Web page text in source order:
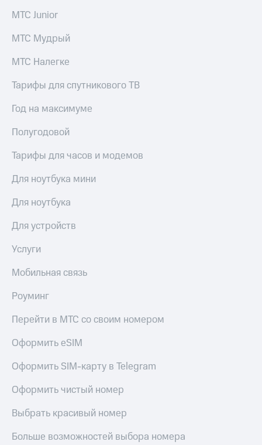
МТС Junior
МТС Мудрый
МТС Налегке
Тарифы для спутникового ТВ
Год на максимуме
Полугодовой
Тарифы для часов и модемов
Для ноутбука мини
Для ноутбука
Для устройств
Услуги
Мобильная связь
Роуминг
Перейти в МТС со своим номером
Оформить eSIM
Оформить SIM-карту в Telegram
Оформить чистый номер
Выбрать красивый номер
Больше возможностей выбора номера